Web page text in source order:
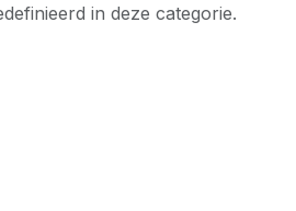
in deze categorie.